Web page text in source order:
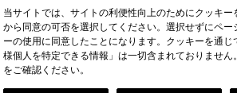
当サイトでは、サイトの利便性向上のためにクッキ
から同意の可否を選択してください。選択せずにペー
ーの使用に同意したことになります。クッキーを通
様個人を特定できる情報」は一切含まれておりません
をご確認ください。